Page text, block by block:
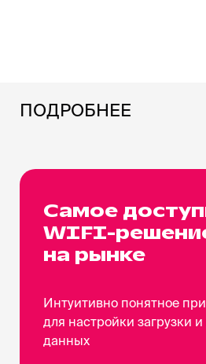
ПОДРОБНЕЕ
Самое
WIFI-
на рынке
Интуитивно понятное
для настройки загрузки
данных